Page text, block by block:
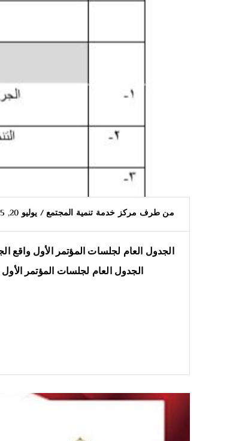
من طرف مركز خدمة تنمية المجتمع/ يوليو 20, 2025
الجدول العام لجلسات المؤتمر الأول واقع
الجدول العام لجلسات المؤتمر الأول